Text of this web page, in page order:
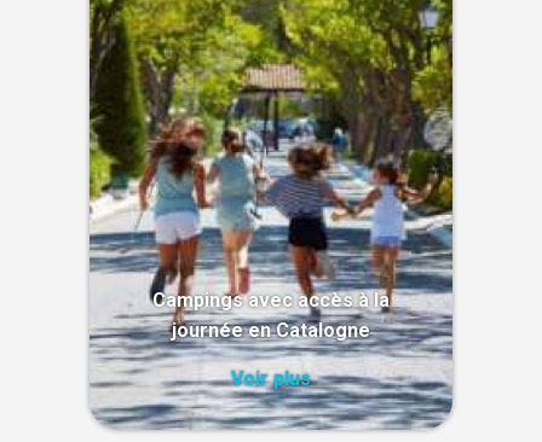
Campings avec accès à la
journée en Catalogne
Voir plus